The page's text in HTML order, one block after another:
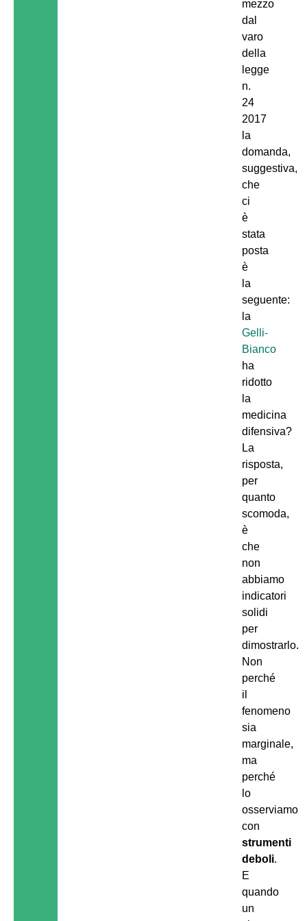
mezzo
dal
varo
della
legge
n.
24
2017
la
domanda,
suggestiva,
che
ci
è
stata
posta
è
la
seguente:
la
Gelli-
Bianco
ha
ridotto
la
medicina
difensiva?
La
risposta,
per
quanto
scomoda,
è
che
non
abbiamo
indicatori
solidi
per
dimostrarlo.
Non
perché
il
fenomeno
sia
marginale,
ma
perché
lo
osserviamo
con
strumenti
deboli.
E
quando
un